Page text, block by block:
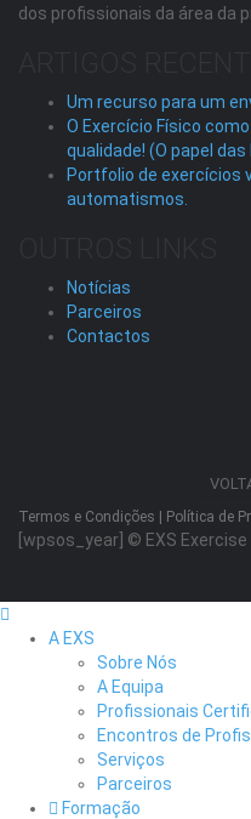
dos profissionais da área da
Um recurso para um
O Exercício Físico
qualidade! (O papel
Portfolio de exercícios
automatismos.
Notícias
Parceiros
Contactos
Termos e Condições Política de
[wpsos_year] © EXS Exercise
A EXS
Sobre Nós
A Equipa
Profissionais
Encontros de
Serviços
Parceiros
Formação